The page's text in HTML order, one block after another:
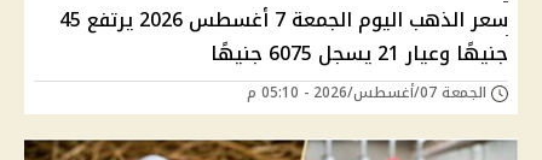
سعر الذهب اليوم الجمعة 7 أغسطس 2026 يرتفع 45
جنيهًا وعيار 21 يسجل 6075 جنيهًا
الجمعة 07/أغسطس/2026 - 05:10 م